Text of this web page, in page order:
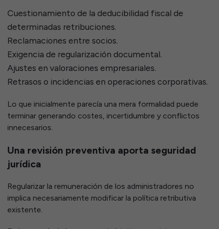
Cuestionamiento de la deducibilidad fiscal de
determinadas retribuciones.
Reclamaciones entre socios.
Exigencia de regularización documental.
Ajustes en valoraciones empresariales.
Retrasos o incidencias en operaciones corporativas.
Lo que inicialmente parecía una mera formalidad puede
terminar generando costes, incertidumbre y conflictos
innecesarios.
Una revisión preventiva aporta seguridad
jurídica
Regularizar la remuneración de los administradores no
implica necesariamente modificar la política retributiva
existente.